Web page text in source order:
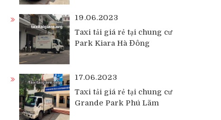
19.06.2023
Taxi tải giá rẻ tại chung cư
Park Kiara Hà Đông
17.06.2023
Taxi tải giá rẻ tại chung cư
Grande Park Phú Lãm